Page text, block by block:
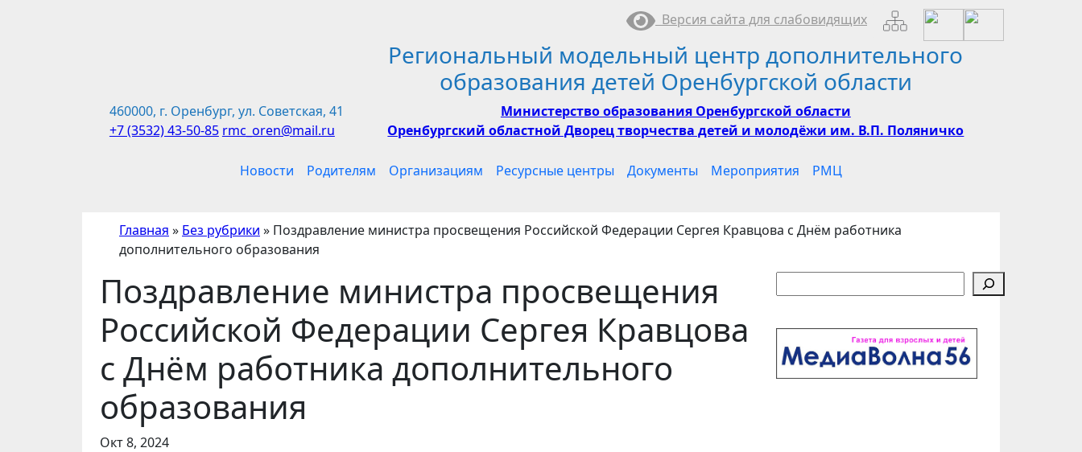
Версия сайта для слабовидящих
Региональный модельный центр дополнительного
образования детей Оренбургской области
460000, г. Оренбург, ул. Советская, 41
+7 (3532) 43-50-85 rmc_oren@mail.ru
Министерство образования Оренбургской области
Оренбургский областной Дворец творчества детей и молодёжи им. В.П. Поляничко
Новости Родителям Организациям Ресурсные центры Документы Мероприятия РМЦ
Главная » Без рубрики » Поздравление министра просвещения Российской Федерации Сергея Кравцова с Днём работника
дополнительного образования
Поздравление министра просвещения
Российской Федерации Сергея Кравцова
с Днём работника дополнительного
образования
Окт 8, 2024